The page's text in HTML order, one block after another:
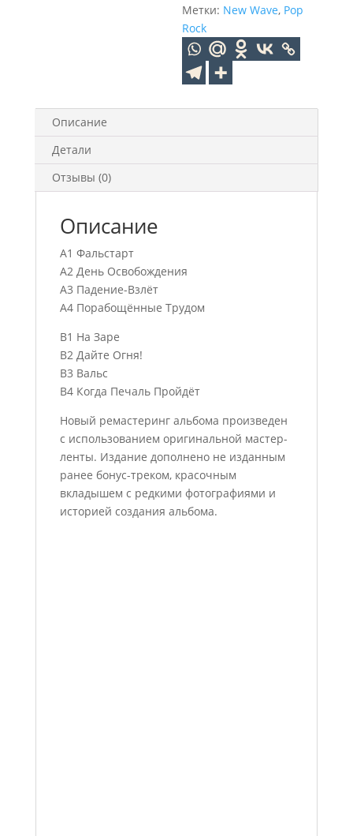
Метки: New Wave, Pop
Rock
Описание
Детали
Отзывы (0)
Описание
A1 Фальстарт
A2 День Освобождения
A3 Падение-Взлёт
A4 Порабощённые Трудом
B1 На Заре
B2 Дайте Огня!
B3 Вальс
B4 Когда Печаль Пройдёт
Новый ремастеринг альбома произведен
с использованием оригинальной мастер-
ленты. Издание дополнено не изданным
ранее бонус-треком, красочным
вкладышем с редкими фотографиями и
историей создания альбома.